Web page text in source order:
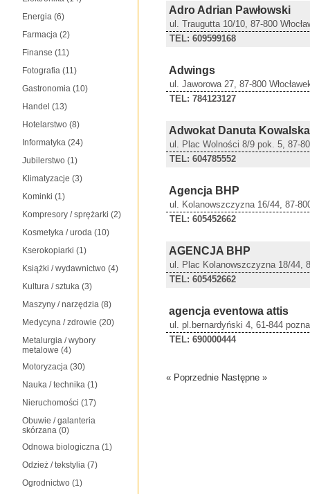
Energia (6)
Farmacja (2)
Finanse (11)
Fotografia (11)
Gastronomia (10)
Handel (13)
Hotelarstwo (8)
Informatyka (24)
Jubilerstwo (1)
Klimatyzacje (3)
Kominki (1)
Kompresory / sprężarki (2)
Kosmetyka / uroda (10)
Kserokopiarki (1)
Książki / wydawnictwo (4)
Kultura / sztuka (3)
Maszyny / narzędzia (8)
Medycyna / zdrowie (20)
Metalurgia / wybory
metalowe (4)
Motoryzacja (30)
Nauka / technika (1)
Nieruchomości (17)
Obuwie / galanteria
skórzana (0)
Odnowa biologiczna (1)
Odzież / tekstylia (7)
Ogrodnictwo (1)
Adro Adrian Pawłowski
ul. Traugutta 10/10, 87-800
TEL: 609599168
Adwings
ul. Jaworowa 27, 87-800
TEL: 784123127
Adwokat Danuta
ul. Plac Wolności 8/9 pok. 5, 87-
TEL: 604785552
Agencja BHP
ul. Kolanowszczyzna 16/44, 87-
TEL: 605452662
AGENCJA BHP
ul. Plac Kolanowszczyzna 18/44,
TEL: 605452662
agencja eventowa attis
ul. pl.bernardyński 4, 61-844
TEL: 690000444
« Poprzednie Następne »